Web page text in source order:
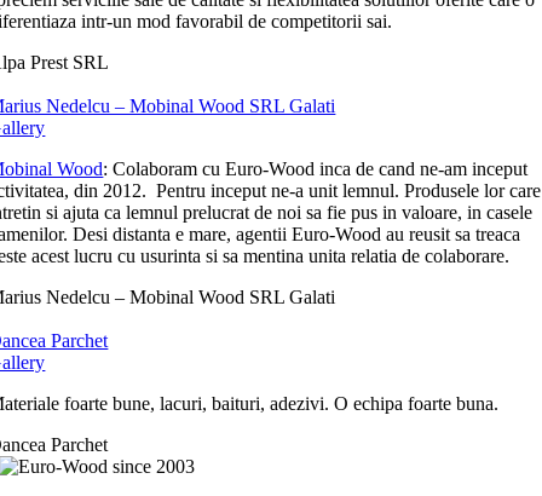
intr-un mod favorabil de competitorii sai.
Prest SRL
Nedelcu – Mobinal Wood SRL Galati
Wood: Colaboram cu Euro-Wood inca de cand ne-am inceput
din 2012. Pentru inceput ne-a unit lemnul. Produsele lor care
si ajuta ca lemnul prelucrat de noi sa fie pus in valoare, in casele
Desi distanta e mare, agentii Euro-Wood au reusit sa treaca
acest lucru cu usurinta si sa mentina unita relatia de colaborare.
Nedelcu – Mobinal Wood SRL Galati
Parchet
foarte bune, lacuri, baituri, adezivi. O echipa foarte buna.
Parchet